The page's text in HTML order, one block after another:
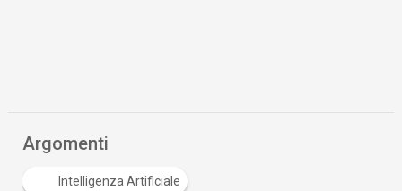
Argomenti
Intelligenza Artificiale